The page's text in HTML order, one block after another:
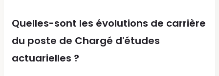
Quelles-sont les évolutions de carrière
du poste de Chargé d'études
actuarielles ?